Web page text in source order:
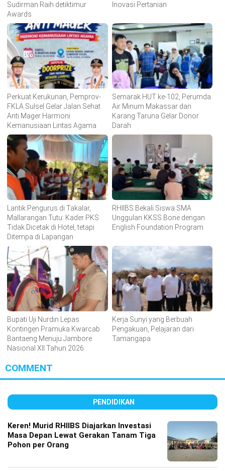
Sudirman Raih detiktimur
Awards
Inovasi Pertanian
Perkuat Kerukunan, Pemprov-
FKLA Sulsel Gelar Jalan Sehat
Anti Mager Harmoni
Kemanusiaan Lintas Agama
Semarak HUT ke-102, Perumda
Air Minum Makassar dan
Karang Taruna Gelar Donor
Darah
Lantik Pengurus di Takalar,
Mallarangan Tutu: Kader PKS
Tidak Dicetak di Hotel, tetapi
Ditempa di Lapangan
RHIIBS Bekali Siswa SMA
Unggulan KKSS Bone dengan
English Foundation Program
Bupati Uji Nurdin Lepas
Kontingen Pramuka Kwarcab
Bantaeng Menuju Jambore
Nasional XII Tahun 2026
Kerja Sunyi yang Berbuah
Pengakuan, Pelajaran dari
Tamangapa
COMMENT
PENDIDIKAN
Keren! Murid RHIIBS Diajarkan Investasi
Masa Depan Lewat Gerakan Tanam Tiga
Pohon per Orang